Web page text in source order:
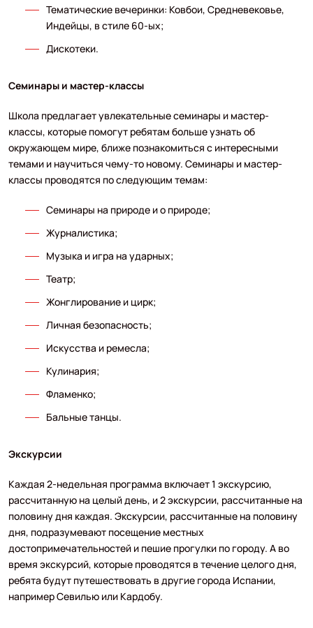
Тематические вечеринки: Ковбои, Средневековье,
Индейцы, в стиле 60-ых;
Дискотеки.
Семинары и мастер-классы
Школа предлагает увлекательные семинары и мастер-
классы, которые помогут ребятам больше узнать об
окружающем мире, ближе познакомиться с интересными
темами и научиться чему-то новому. Семинары и мастер-
классы проводятся по следующим темам:
Семинары на природе и о природе;
Журналистика;
Музыка и игра на ударных;
Театр;
Жонглирование и цирк;
Личная безопасность;
Искусства и ремесла;
Кулинария;
Фламенко;
Бальные танцы.
Экскурсии
Каждая 2-недельная программа включает 1 экскурсию,
рассчитанную на целый день, и 2 экскурсии, рассчитанные на
половину дня каждая. Экскурсии, рассчитанные на половину
дня, подразумевают посещение местных
достопримечательностей и пешие прогулки по городу. А во
время экскурсий, которые проводятся в течение целого дня,
ребята будут путешествовать в другие города Испании,
например Севилью или Кардобу.